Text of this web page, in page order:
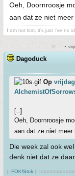
Oeh, Doornroosje
aan dat ze niet
I am not lost, it's just I've no
•
Dagoduck
Op vrijdag
[..]
Oeh, Doornroosje
aan dat ze niet meer
Die week zal ook
denk niet dat ze
|| FOK!Stok ||